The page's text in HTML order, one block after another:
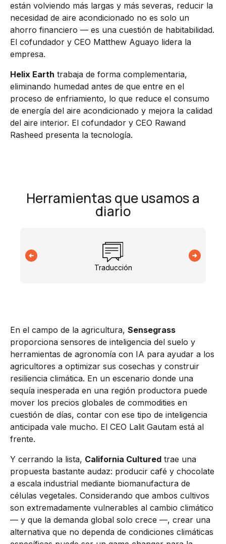
están volviendo más largas y más severas, reducir la
necesidad de aire acondicionado no es solo un
ahorro financiero — es una cuestión de habitabilidad.
El cofundador y CEO Matthew Aguayo lidera la
empresa.
Helix Earth trabaja de forma complementaria,
eliminando humedad antes de que entre en el
proceso de enfriamiento, lo que reduce el consumo
de energía del aire acondicionado y mejora la calidad
del aire interior. El cofundador y CEO Rawand
Rasheed presenta la tecnología.
Herramientas que usamos a
diario
Traducción
En el campo de la agricultura, Sensegrass
proporciona sensores de inteligencia del suelo y
herramientas de agronomía con IA para ayudar a los
agricultores a optimizar sus cosechas y construir
resiliencia climática. En un escenario donde una
sequía inesperada en una región productora puede
mover los precios globales de commodities en
cuestión de días, contar con ese tipo de inteligencia
anticipada vale mucho. El CEO Lalit Gautam está al
frente.
Y cerrando la lista, California Cultured trae una
propuesta bastante audaz: producir café y chocolate
a escala industrial mediante biomanufactura de
células vegetales. Considerando que ambos cultivos
son extremadamente vulnerables al cambio climático
— y que la demanda global solo crece —, crear una
alternativa que no dependa de condiciones climáticas